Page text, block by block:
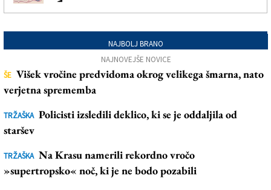
NAJBOLJ BRANO
NAJNOVEJŠE NOVICE
ŠE Višek vročine predvidoma okrog velikega šmarna, nato
verjetna sprememba
TRŽAŠKA Policisti izsledili deklico, ki se je oddaljila od
staršev
TRŽAŠKA Na Krasu namerili rekordno vročo
»supertropsko« noč, ki je ne bodo pozabili